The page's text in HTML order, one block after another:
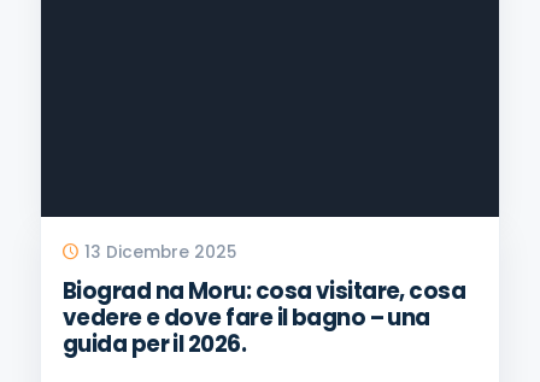
13 Dicembre 2025
Biograd na Moru: cosa visitare, cosa
vedere e dove fare il bagno – una
guida per il 2026.